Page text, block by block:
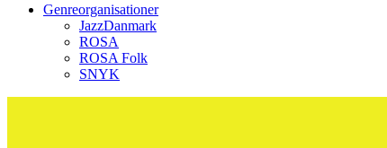
Genreorganisationer
JazzDanmark
ROSA
ROSA Folk
SNYK